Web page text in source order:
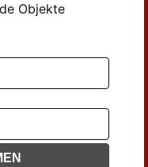
Objekte